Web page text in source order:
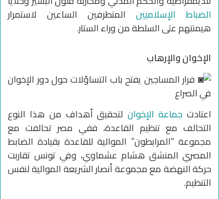
الضباط الإسلاميين المتطرفين الساعين لاستمرار
هيمنتهم على السلطة من وراء الستار.
الإخوان والإرهاب
اعتادتجماعة الإخوانلتحقيق أهداف من هذا النوع
التحالف مع تنظيم القاعدة، ففي مصر تحالفت مع
مجموعة “المرابطون” الموالية للقاعدة بقيادة الضابط
المصري المنشق هشام عشماوي، وفي تونس تقاربت
حركة النهضة مع مجموعة أنصار الشريعة الموالية لنفس
التنظيم.